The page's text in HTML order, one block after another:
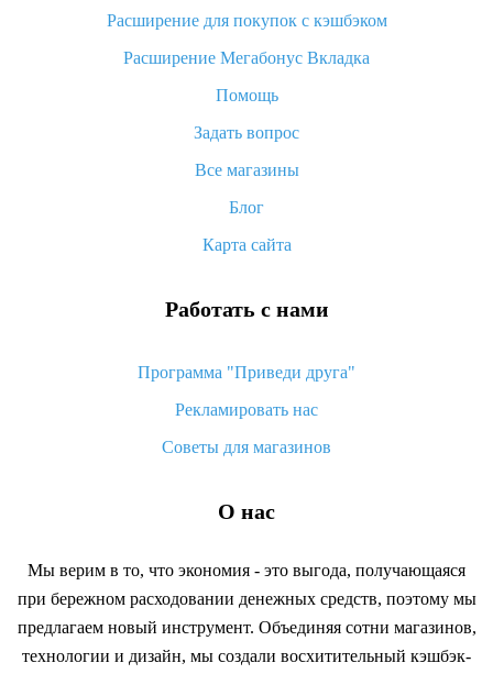
«AliExpress Standard Shipping»: что это за метод доставки и
как его отслеживать
Как покупать оптом на Алиэкспресс
Что делать, если не пришел товар с Алиэкспресс
возврата денег
Расширение для покупок с кэшбэком
Расширение Мегабонус Вкладка
Помощь
Задать вопрос
Все магазины
Блог
Карта сайта
Работать с нами
Программа "Приведи друга"
Рекламировать нас
Советы для магазинов
О нас
Мы верим в то, что экономия - это выгода, получающаяся
при бережном расходовании денежных средств, поэтому мы
предлагаем новый инструмент. Объединяя сотни магазинов,
технологии и дизайн, мы создали восхитительный кэшбэк-